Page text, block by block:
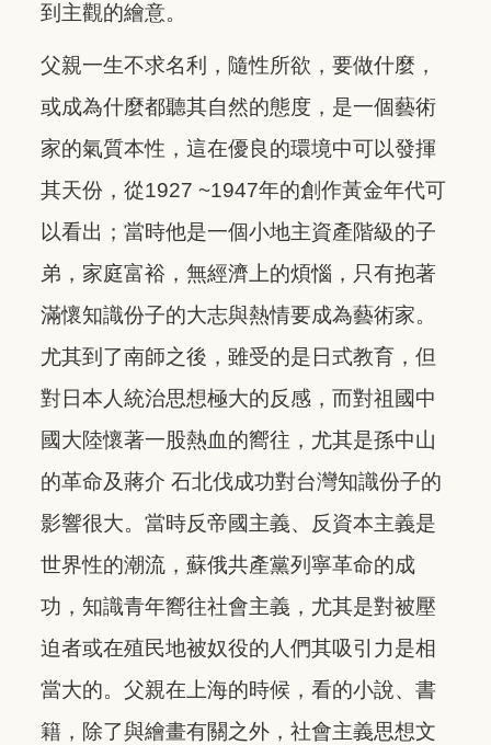
到主觀的繪意。
父親一生不求名利，隨性所欲，要做什麼，
或成為什麼都聽其自然的態度，是一個藝術
家的氣質本性，這在優良的環境中可以發揮
其天份，從1927 ~1947年的創作黃金年代可
以看出；當時他是一個小地主資產階級的子
弟，家庭富裕，無經濟上的煩惱，只有抱著
滿懷知識份子的大志與熱情要成為藝術家。
尤其到了南師之後，雖受的是日式教育，但
對日本人統治思想極大的反感，而對祖國中
國大陸懷著一股熱血的嚮往，尤其是孫中山
的革命及蔣介 石北伐成功對台灣知識份子的
影響很大。當時反帝國主義、反資本主義是
世界性的潮流，蘇俄共產黨列寧革命的成
功，知識青年嚮往社會主義，尤其是對被壓
迫者或在殖民地被奴役的人們其吸引力是相
當大的。父親在上海的時候，看的小說、書
籍，除了與繪畫有關之外，社會主義思想文